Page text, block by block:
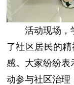
活动现场，
了社区居民的精
感。大家纷纷表
动参与社区治理